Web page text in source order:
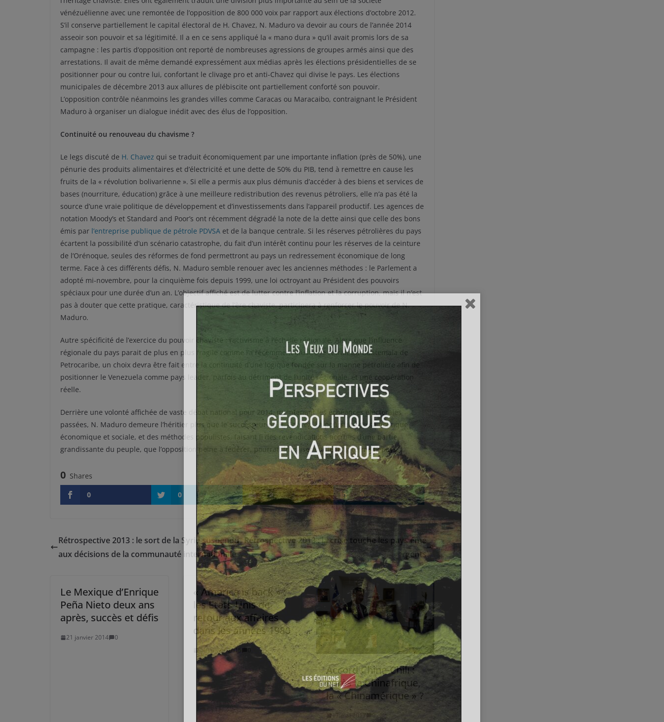
vénézuélienne avec une remontée de l’opposition de 800 000 voix par rapport aux élections d’octobre 2012.
S’il conserve partiellement le capital électoral de H. Chavez, N. Maduro va devoir au cours de l’année 2014
asseoir son pouvoir et sa légitimité. Il a en ce sens appliqué la « mano dura » qu’il avait promis lors de sa
campagne : les partis d’opposition ont reporté de nombreuses agressions de groupes armés ainsi que des
arrestations. Il avait de même demandé expressément aux médias après les élections présidentielles de se
positionner pour ou contre lui, confortant le clivage pro et anti-Chavez qui divise le pays. Les élections
municipales de décembre 2013 aux allures de plébiscite ont partiellement conforté son pouvoir.
L’opposition contrôle néanmoins les grandes villes comme Caracas ou Maracaibo, contraignant le Président
Maduro à organiser un dialogue inédit avec des élus de l’opposition.
Continuité ou renouveau du chavisme ?
Le legs discuté de H. Chavez qui se traduit économiquement par une importante inflation (près de 50%), une
pénurie des produits alimentaires et d’électricité et une dette de 50% du PIB, tend à remettre en cause les
fruits de la « révolution bolivarienne ». Si elle a permis aux plus démunis d’accéder à des biens et services de
bases (nourriture, éducation) grâce à une meilleure redistribution des revenus pétroliers, elle n’a pas été la
source d’une vraie politique de développement et d’investissements dans l’appareil productif. Les agences de
notation Moody’s et Standard and Poor’s ont récemment dégradé la note de la dette ainsi que celle des bons
émis par l’entreprise publique de pétrole PDVSA et de la banque centrale. Si les réserves pétrolières du pays
écartent la possibilité d’un scénario catastrophe, du fait d’un intérêt continu pour les réserves de la ceinture
de l’Orénoque, seules des réformes de fond permettront au pays un redressement économique de long
terme. Face à ces différents défis, N. Maduro semble renouer avec les anciennes méthodes : le Parlement a
adopté mi-novembre, pour la cinquième fois depuis 1999, une loi octroyant au Président des pouvoirs
spéciaux pour une durée d’un an. L’objectif affiché est de lutter contre l’inflation et la corruption, mais il n’est
pas à douter que cette pratique, caractéristique de l’ère chaviste, participera à renforcer le pouvoir de N.
Maduro.
Autre spécificité de l’exercice du pouvoir chaviste : l’activisme à l’échelle régionale. Alors que l’influence
régionale du pays parait de plus en plus fragile comme l’a récemment illustré le retrait du Guatemala de
Petrocaribe, un choix devra être fait entre la continuité d’une logique fondée sur la manne pétrolière afin de
positionner le Venezuela comme pays leader, parfois au détriment de l’unité régionale, et une coopération
réelle.
Derrière une volonté affichée de vaste débat national pour 2014, maintenant les échéances électorales
passées, N. Maduro demeure l’héritier plus que le successeur de H. Chavez. La poursuite de sa politique
économique et sociale, et des méthodes populistes, faisant fi des revendications accrues d’une partie
grandissante du peuple, que l’opposition peine à fédérer, pourrait fragiliser sur le long terme le pays.
0 Shares
0
0 0 0
Rétrospective 2013 : le sort de la Syrie suspendu
aux décisions de la communauté internationale
Rétrospective 2013 : la crise touche les pays éme
rgents
Le Mexique d’Enrique
Peña Nieto deux ans
après, succès et défis
21 janvier 2014 0
« America is back » :
les Etats-Unis de
retour aux affaires
dans les années 1980
21 janvier 2015 0
Accord Chine-Chili :
après la Chinafrique,
la « Chinamérique » ?
17 mai 2017 0